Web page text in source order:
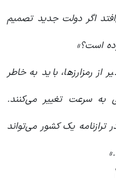
اگر دولت جدید تصمیم
است؟»
رمزارزها، باید به خاطر
به سرعت تغییر می‌کنند.
ترازنامه یک کشور می‌تواند